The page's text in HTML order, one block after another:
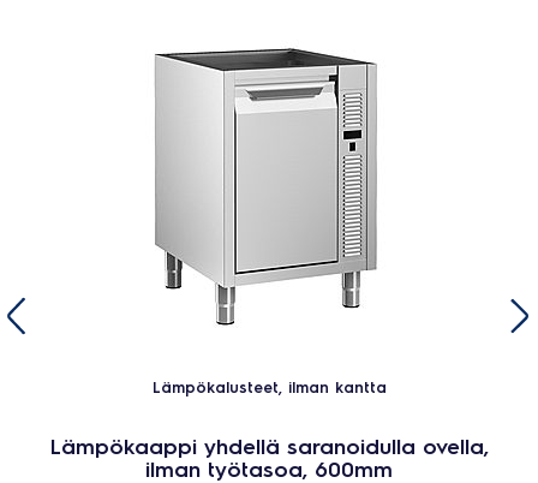
Lämpökalusteet, ilman kantta
Lämpökaappi yhdellä saranoidulla ovella,
ilman työtasoa, 600mm